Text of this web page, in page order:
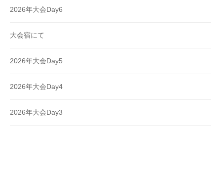
2026年大会Day6
大会宿にて
2026年大会Day5
2026年大会Day4
2026年大会Day3